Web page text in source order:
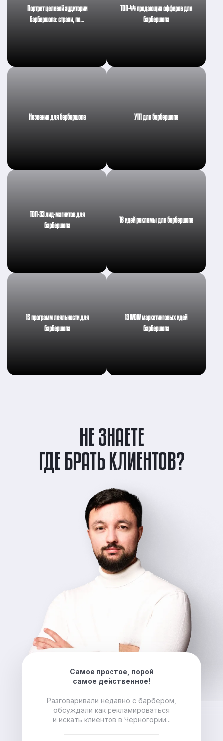
Портрет целевой аудитории
барбершопа: страхи, по…
ТОП-44 продающих офферов для
барбершопа
Названия для барбершопа УТП для барбершопа
ТОП-33 лид-магнитов для
барбершопа
18 идей рекламы для барбершопа
15 программ лояльности для
барбершопа
13 WOW маркетинговых идей
барбершопа
ГДЕ БРАТЬ КЛИЕНТОВ?
НЕ ЗНАЕТЕ
Самое простое, порой
самое действенное!
Разговаривали недавно с барбером,
обсуждали как рекламироваться
и искать клиентов в Черногории...